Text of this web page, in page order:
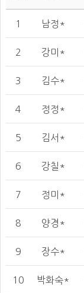
1 남정*
2 강미*
3 김수*
4 정정*
5 김서*
6 강칠*
7 정미*
8 양경*
9 장수*
10 박화숙*